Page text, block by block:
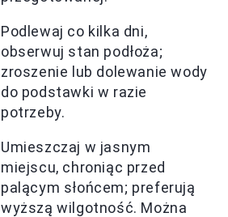
Podlewaj co kilka dni,
obserwuj stan podłoża;
zroszenie lub dolewanie wody
do podstawki w razie
potrzeby.
Umieszczaj w jasnym
miejscu, chroniąc przed
palącym słońcem; preferują
wyższą wilgotność. Można